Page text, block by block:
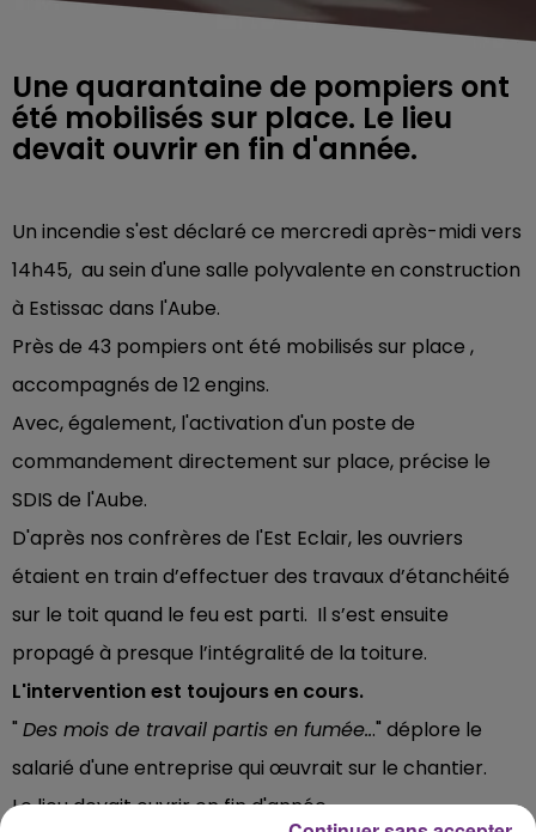
Une quarantaine de pompiers ont
été mobilisés sur place. Le lieu
devait ouvrir en fin d'année.
Un incendie s'est déclaré ce mercredi après-midi vers
14h45, au sein d'une salle polyvalente en construction
à Estissac dans l'Aube.
Près de 43 pompiers ont été mobilisés sur place ,
accompagnés de 12 engins.
Avec, également, l'activation d'un poste de
commandement directement sur place, précise le
SDIS de l'Aube.
D'après nos confrères de l'Est Eclair, les ouvriers
étaient en train d’effectuer des travaux d’étanchéité
sur le toit quand le feu est parti. Il s’est ensuite
propagé à presque l’intégralité de la toiture.
L'intervention est toujours en cours.
" Des mois de travail partis en fumée..." déplore le
salarié d'une entreprise qui œuvrait sur le chantier.
Le lieu devait ouvrir en fin d'année.